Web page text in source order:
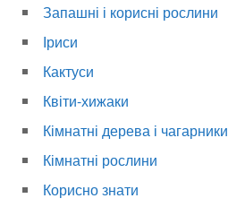
Запашні і корисні рослини
Іриси
Кактуси
Квіти-хижаки
Кімнатні дерева і чагарники
Кімнатні рослини
Корисно знати